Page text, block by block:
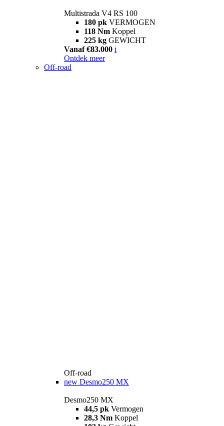
Multistrada V4 RS 100
180 pk VERMOGEN
118 Nm Koppel
225 kg GEWICHT
Vanaf €83.000 i
Ontdek meer
Off-road
Off-road
new Desmo250 MX
Desmo250 MX
44,5 pk Vermogen
28,3 Nm Koppel